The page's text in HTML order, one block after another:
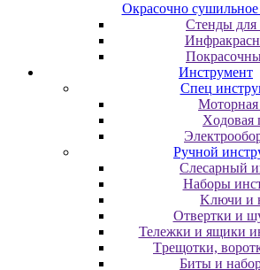
Oкpacoчнo
Cтeнды для
Инструмент
Cпeц
Xoдoвaя
Pучнoй
Cлecapный
Haбopы
Kлючи и
Oтвepтки и
Teлeжки и ящики
Tpeщoтки,
Биты и